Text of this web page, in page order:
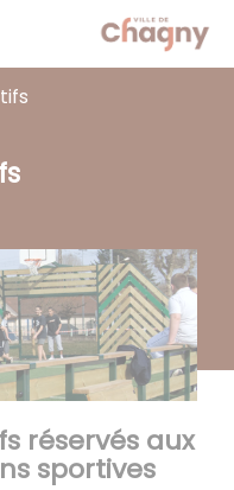
réservés aux
sportives